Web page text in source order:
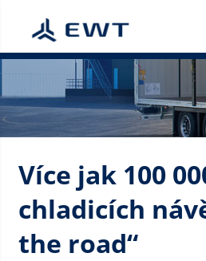
Více jak 100
chladicích
the road“